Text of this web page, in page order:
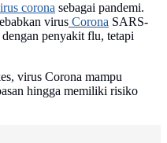
corona sebagai pandemi.
virus Corona SARS-
penyakit flu, tetapi
virus Corona mampu
hingga memiliki risiko